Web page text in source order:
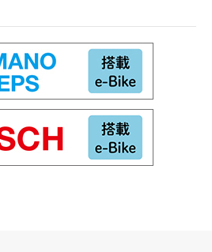
ザイン。バッテリーは、約2時間半で
ードプラスで54kmの走行が可能。従
、「アシスタU STD（26インチ）」よ
22.9kgの仕様とした。